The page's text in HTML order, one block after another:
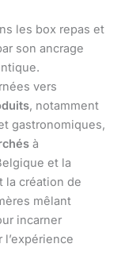
les box repas et
son ancrage
vers
, notamment
gastronomiques,
à
et la
la création de
mêlant
incarner